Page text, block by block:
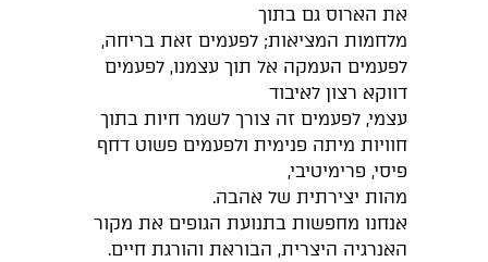
את הארוס גם בתוך
מלחמות המציאות; לפעמים זאת בריחה,
לפעמים העמקה אל תוך עצמנו, לפעמים
דווקא רצון לאיבוד
עצמי, לפעמים זה צורך לשמר חיות בתוך
חוויות מיתה פנימית ולפעמים פשוט דחף
פיסי, פרימיטיבי,
מהות יצירתית של אהבה.
אנחנו מחפשות בתנועת הגופים את מקור
האנרגיה היצרית, הבוראת והורגת חיים.